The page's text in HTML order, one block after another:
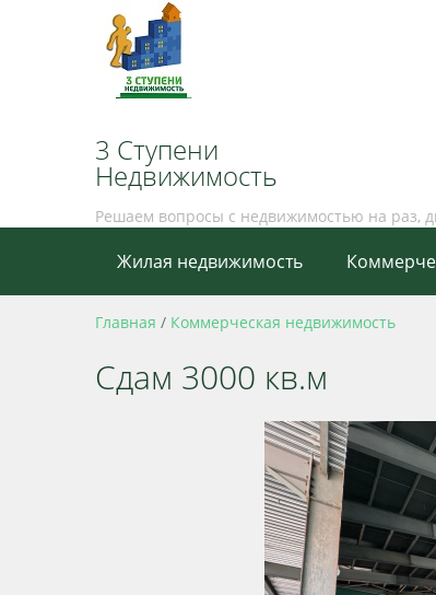
3 Ступени
Недвижимость
Решаем вопросы с недвижимостью на раз,
Жилая недвижимость
Главная / Коммерческая недвижимость
Сдам 3000 кв.м